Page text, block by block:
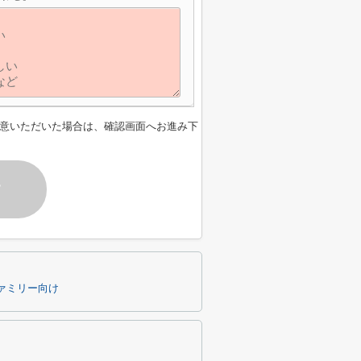
いただいた場合は、確認画面へお進み下
ミリー向け